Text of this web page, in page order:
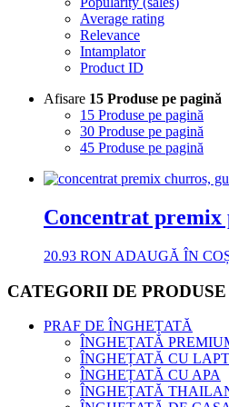
Average rating
Relevance
Intamplator
Product ID
Afisare 15 Produse pe pagină
15 Produse pe pagină
30 Produse pe pagină
45 Produse pe pagină
Concentrat
20.93 RON ADAUGĂ ÎN
CATEGORII DE PRODUSE
PRAF DE ÎNGHEȚATĂ
ÎNGHEȚATĂ
ÎNGHEȚATĂ CU
ÎNGHEȚATĂ CU APA
ÎNGHEȚATĂ